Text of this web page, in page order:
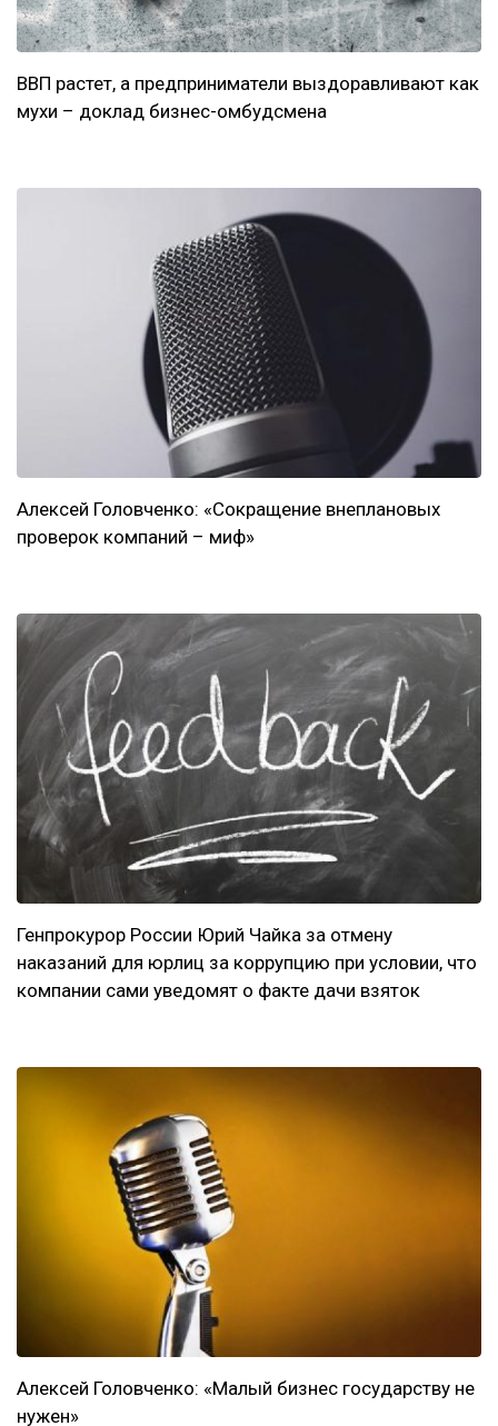
ВВП растет, а предприниматели выздоравливают как
мухи – доклад бизнес-омбудсмена
Алексей Головченко: «Сокращение внеплановых
проверок компаний – миф»
Генпрокурор России Юрий Чайка за отмену
наказаний для юрлиц за коррупцию при условии, что
компании сами уведомят о факте дачи взяток
Алексей Головченко: «Малый бизнес государству не
нужен»